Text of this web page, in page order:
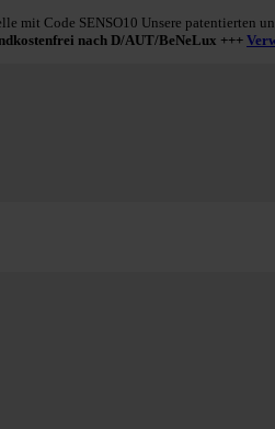
mit Code SENSO10 Unsere patentierten
nach D/AUT/BeNeLux +++